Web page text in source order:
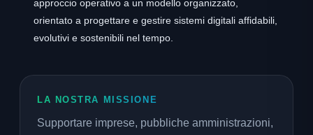
approccio operativo a un modello organizzato,
orientato a progettare e gestire sistemi digitali affidabili,
evolutivi e sostenibili nel tempo.
LA NOSTRA MISSIONE
Supportare imprese, pubbliche amministrazioni,